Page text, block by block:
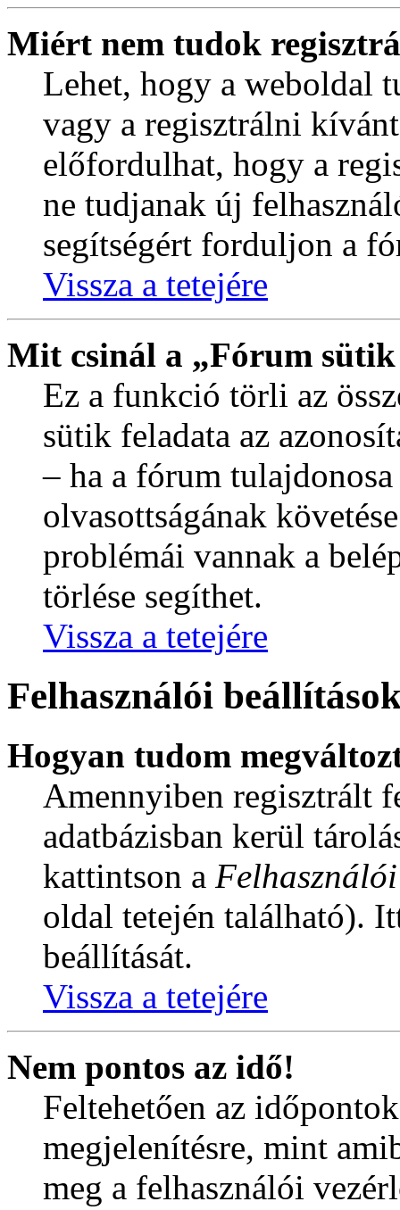
Miért nem tudok
Lehet, hogy a weboldal
vagy a regisztrálni
előfordulhat, hogy a
ne tudjanak új
segítségért forduljon a
Vissza a tetejére
Mit csinál a „Fórum sütik
Ez a funkció törli az
sütik feladata az
– ha a fórum
olvasottságának
problémái vannak a
törlése segíthet.
Vissza a tetejére
Felhasználói
Hogyan tudom
Amennyiben regisztrált
adatbázisban kerül
kattintson a
oldal tetején található).
beállítását.
Vissza a tetejére
Nem pontos az idő!
Feltehetően az
megjelenítésre, mint
meg a felhasználói